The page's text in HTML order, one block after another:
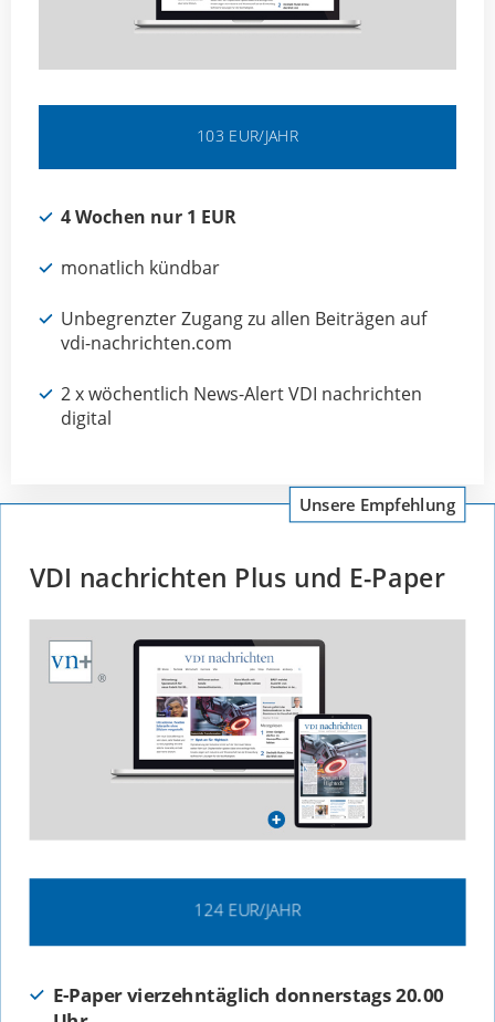
103 EUR/JAHR
4 Wochen nur 1 EUR
monatlich kündbar
Unbegrenzter Zugang zu allen Beiträgen auf
vdi-nachrichten.com
2 x wöchentlich News-Alert VDI nachrichten
digital
Unsere Empfehlung
VDI nachrichten Plus und E-Paper
124 EUR/JAHR
E-Paper vierzehntäglich donnerstags 20.00